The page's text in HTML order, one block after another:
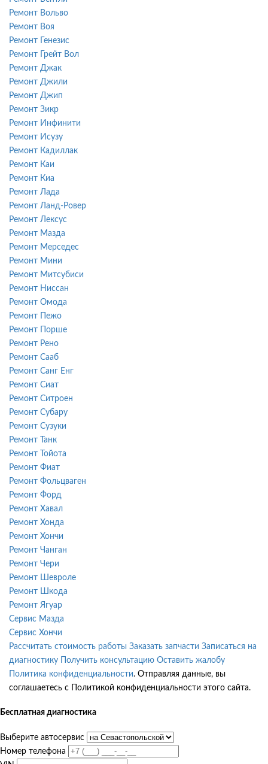
Ремонт Вольво
Ремонт Воя
Ремонт Генезис
Ремонт Грейт Вол
Ремонт Джак
Ремонт Джили
Ремонт Джип
Ремонт Зикр
Ремонт Инфинити
Ремонт Исузу
Ремонт Кадиллак
Ремонт Каи
Ремонт Киа
Ремонт Лада
Ремонт Ланд-Ровер
Ремонт Лексус
Ремонт Мазда
Ремонт Мерседес
Ремонт Мини
Ремонт Митсубиси
Ремонт Ниссан
Ремонт Омода
Ремонт Пежо
Ремонт Порше
Ремонт Рено
Ремонт Сааб
Ремонт Санг Енг
Ремонт Сиат
Ремонт Ситроен
Ремонт Субару
Ремонт Сузуки
Ремонт Танк
Ремонт Тойота
Ремонт Фиат
Ремонт Фольцваген
Ремонт Форд
Ремонт Хавал
Ремонт Хонда
Ремонт Хончи
Ремонт Чанган
Ремонт Чери
Ремонт Шевроле
Ремонт Шкода
Ремонт Ягуар
Сервис Мазда
Сервис Хончи
Рассчитать стоимость работы Заказать запчасти Записаться на
диагностику
Получить консультацию Оставить жалобу
Политика конфиденциальности. Отправляя данные, вы
соглашаетесь с Политикой конфиденциальности этого сайта.
Бесплатная диагностика
Выберите автосервис
Номер телефона